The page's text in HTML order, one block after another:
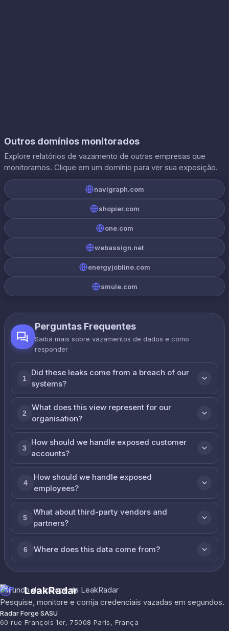
Outros domínios monitorados
Explore relatórios de vazamento de outras empresas que
monitoramos. Clique em um domínio para ver sua exposição.
navigraph.com
shopier.com
one.com
webassign.net
energyjobline.com
smule.com
Perguntas Frequentes
Saiba mais sobre vazamentos de dados e como
responder
1
Did these leaks come from a breach of our
systems?
2
What does this view represent for our
organisation?
3
How should we handle exposed customer
accounts?
4
How should we handle exposed
employees?
5
What about third-party vendors and
partners?
6 Where does this data come from?
LeakRadar
Pesquise, monitore e corrija credenciais vazadas em segundos.
Radar Forge SASU
60 rue François 1er, 75008 Paris, França